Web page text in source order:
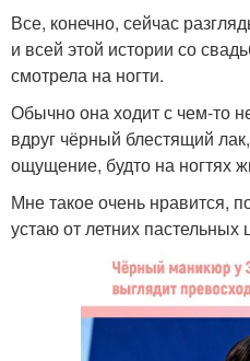
Все, конечно, сейчас
и всей этой истории со
смотрела на ногти.
Обычно она ходит с чем-то
вдруг чёрный блестящий
ощущение, будто на ногтях
Мне такое очень нравится,
устаю от летних пастельных